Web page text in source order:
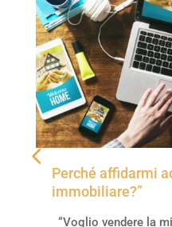
Perché affidarmi
immobiliare?”
“Voglio vendere la